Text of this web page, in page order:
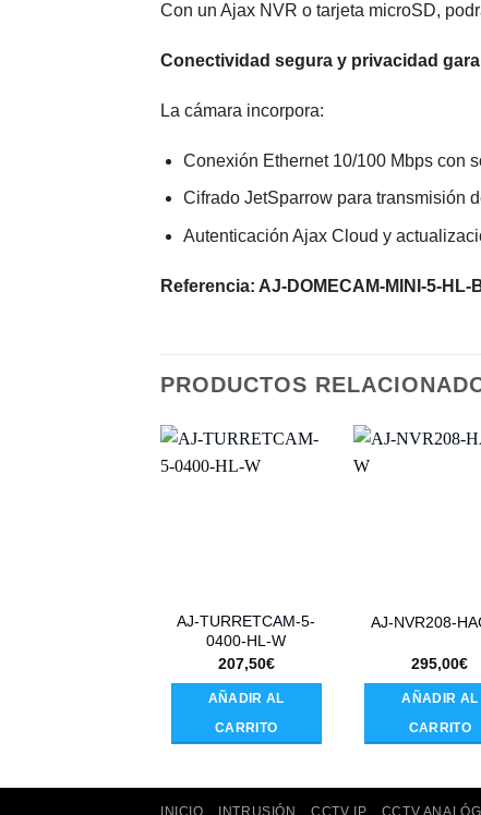
Con un Ajax NVR o tarjeta microSD,
Conectividad segura y privacidad
La cámara incorpora:
Conexión Ethernet 10/100 Mbps con
Cifrado JetSparrow para transmisión
Autenticación Ajax Cloud y
Referencia: AJ-DOMECAM-MINI-5-HL-
PRODUCTOS
AJ-TURRETCAM-5-
0400-HL-W
207,50€
AÑADIR AL
CARRITO
AJ-NVR208-
295,00€
AÑADIR AL
CARRITO
INICIO INTRUSIÓN CCTV IP CCTV